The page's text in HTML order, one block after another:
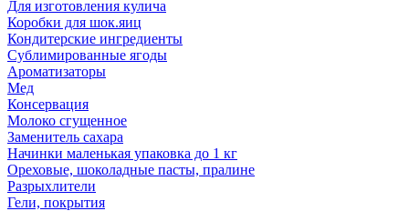
Для изготовления кулича
Коробки для шок.яиц
Кондитерские ингредиенты
Сублимированные ягоды
Ароматизаторы
Мед
Консервация
Молоко сгущенное
Заменитель сахара
Начинки маленькая упаковка до 1 кг
Ореховые, шоколадные пасты, пралине
Разрыхлители
Гели, покрытия